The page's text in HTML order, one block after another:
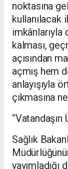
noktasına
kullanılacak
imkânlarıyla
kalması,
açısından
açmış hem
anlayışıyla
çıkmasına
Sağlık